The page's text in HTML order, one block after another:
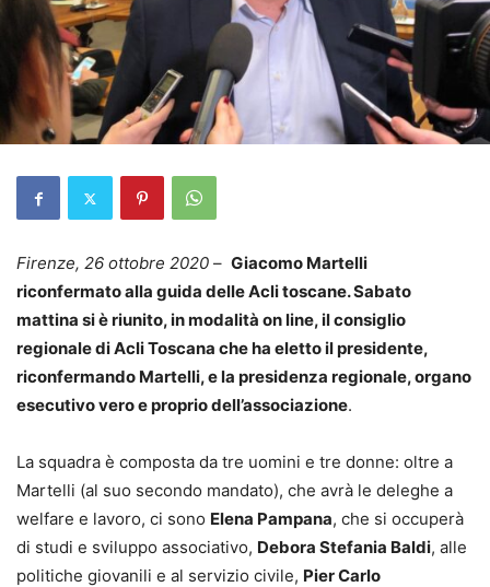
Firenze, 26 ottobre 2020 – Giacomo Martelli
riconfermato alla guida delle Acli toscane. Sabato
mattina si è riunito, in modalità on line, il consiglio
regionale di Acli Toscana che ha eletto il presidente,
riconfermando Martelli, e la presidenza regionale, organo
esecutivo vero e proprio dell’associazione.
La squadra è composta da tre uomini e tre donne: oltre a
Martelli (al suo secondo mandato), che avrà le deleghe a
welfare e lavoro, ci sono Elena Pampana, che si occuperà
di studi e sviluppo associativo, Debora Stefania Baldi, alle
politiche giovanili e al servizio civile, Pier Carlo